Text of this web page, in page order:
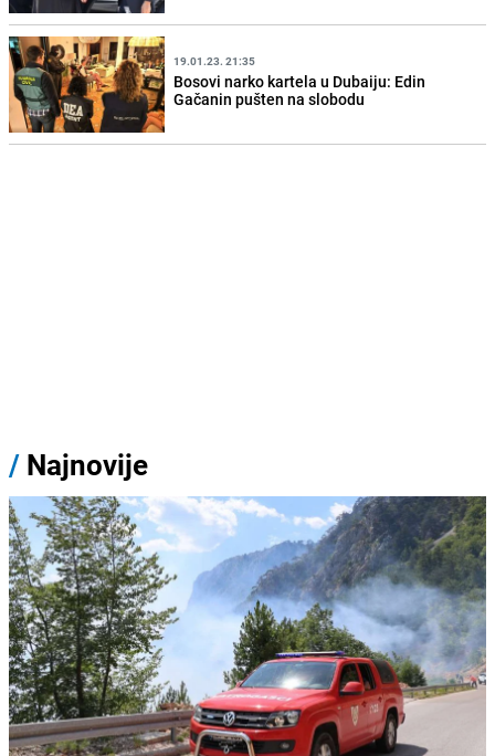
19.01.23. 21:35
Bosovi narko kartela u Dubaiju: Edin
Gačanin pušten na slobodu
/ Najnovije